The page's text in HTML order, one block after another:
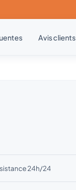
Avis clients
24h/24